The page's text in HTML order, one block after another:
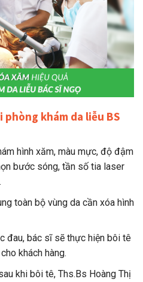
khám da liễu BS
hình xăm, màu mực, độ đậm
bước sóng, tần số tia laser
toàn bộ vùng da cần xóa hình
đau, bác sĩ sẽ thực hiện bôi tê
khách hàng.
khi bôi tê, Ths.Bs Hoàng Thị